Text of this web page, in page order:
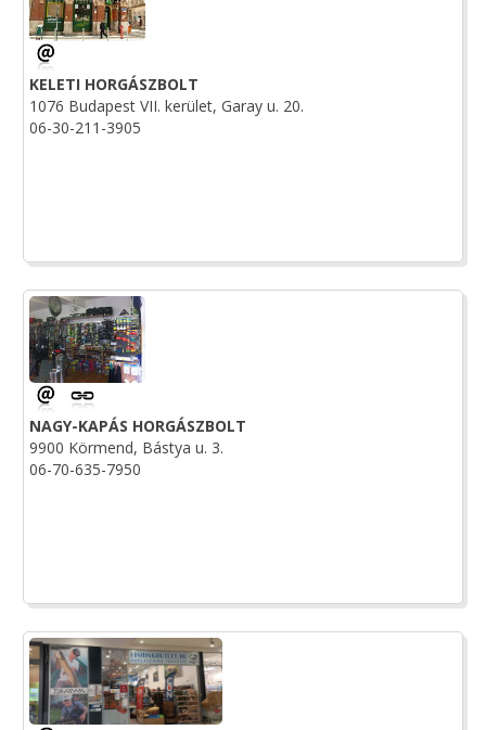
KELETI HORGÁSZBOLT
1076 Budapest VII. kerület, Garay u. 20.
06-30-211-3905
NAGY-KAPÁS HORGÁSZBOLT
9900 Körmend, Bástya u. 3.
06-70-635-7950